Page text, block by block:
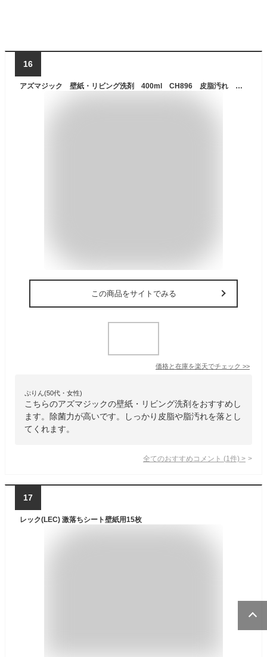
16
アズマジック 壁紙・リビング洗剤 400ml CH896 皮脂汚れ 油汚れ 除菌
この商品をサイトでみる
価格と在庫を楽天でチェック >>
ぷりん(50代・女性)
こちらのアズマジックの壁紙・リビング洗剤をおすすめし
ます。除菌力が高いです。しっかり皮脂や脂汚れを落とし
てくれます。
全てのおすすめコメント (1 件) >
17
レック(LEC) 激落ちシート壁紙用15枚